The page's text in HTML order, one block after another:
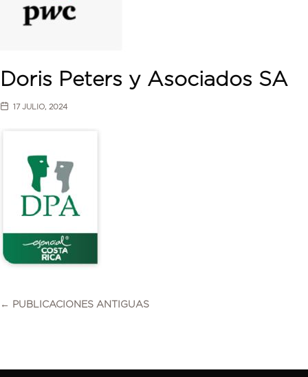
Doris Peters y Asociados SA
17 JULIO, 2024
← PUBLICACIONES ANTIGUAS